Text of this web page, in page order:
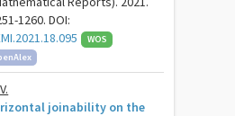
1260. DOI:
WOS
joinability on the